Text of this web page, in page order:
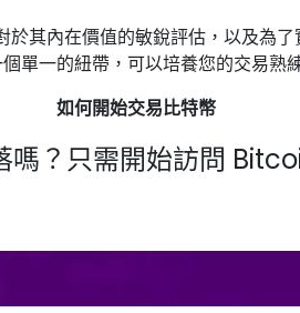
其內在價值的敏銳評估，以及為
單一的紐帶，可以培養您的交易熟
如何開始交易比特幣
嗎？只需開始訪問